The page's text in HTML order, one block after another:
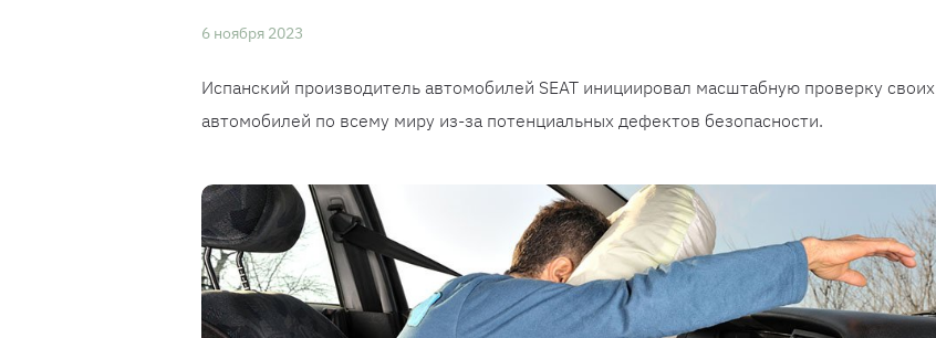
6 ноября 2023
Испанский производитель автомобилей SEAT инициировал масштабную проверку своих
автомобилей по всему миру из-за потенциальных дефектов безопасности.